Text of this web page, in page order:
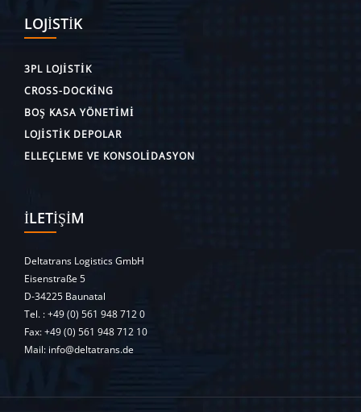
LOJISTIK
3PL LOJISTIK
CROSS-DOCKING
BOŞ KASA YÖNETIMI
LOJISTIK DEPOLAR
ELLEÇLEME VE KONSOLIDASYON
İLETIŞIM
Deltatrans Logistics GmbH
Eisenstraße 5
D-34225 Baunatal
Tel. :+49 (0) 561 948 712 0
Fax: +49 (0) 561 948 712 10
Mail: info@deltatrans.de